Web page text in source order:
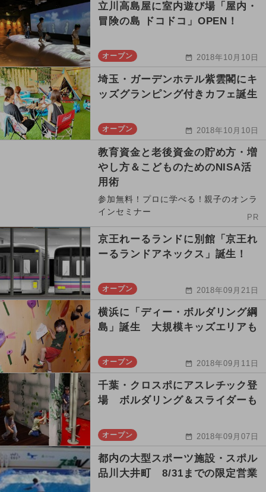
立川高島屋に室内遊び場「屋内・
冒険の島 ドコドコ」OPEN！
オープン 2018年10月10日
埼玉・ガーデンホテル紫雲閣にキ
ッズグランピング付きカフェ誕生
オープン 2018年10月10日
教育資金と老後資金の貯め方・増
やし方＆こどものためのNISA活
用術
参加無料！プロに学べる！親子のオンラ
インセミナー
PR
京王れーるランドに別館「京王れ
ーるランドアネックス」誕生！
オープン 2018年09月21日
横浜に「ディー・ボルダリング綱
島」誕生 大規模キッズエリアも
オープン 2018年09月11日
千葉・クロスポにアスレチック登
場 ボルダリング＆スライダーも
オープン 2018年09月07日
都内の大型スポーツ施設・スポル
品川大井町 8/31までの限定営業